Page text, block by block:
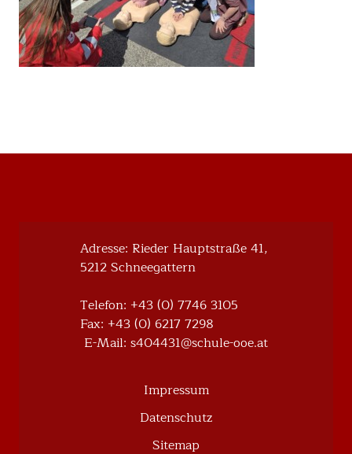
Adresse: Rieder Hauptstraße 41,
5212 Schneegattern
Telefon: +43 (0) 7746 3105
Fax: +43 (0) 6217 7298
E-Mail:
ta.eoo-eluhcs
@134404s
Impressum
Datenschutz
Sitemap